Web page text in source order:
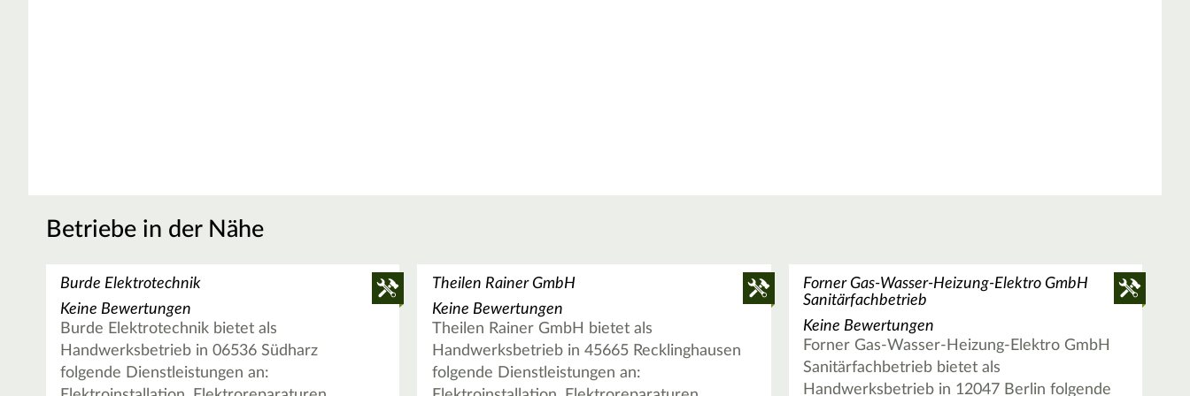
Betriebe in der Nähe
Burde Elektrotechnik
Keine Bewertungen
Burde Elektrotechnik bietet als
Handwerksbetrieb in 06536 Südharz
folgende Dienstleistungen an:
Theilen Rainer GmbH
Keine Bewertungen
Theilen Rainer GmbH bietet als
Handwerksbetrieb in 45665 Recklinghausen
folgende Dienstleistungen an:
Forner Gas-Wasser-Heizung-Elektro GmbH
Sanitärfachbetrieb
Keine Bewertungen
Forner Gas-Wasser-Heizung-Elektro GmbH
Sanitärfachbetrieb bietet als
Handwerksbetrieb in 12047 Berlin folgende